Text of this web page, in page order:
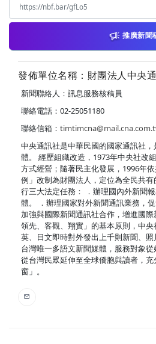
推廣新聞
發佈單位名稱：財團法人中央
新聞聯絡人：訊息服務核稿員
聯絡電話：02-25051180
聯絡信箱：
中央通訊社是中華民國的國家通訊社
體。 經歷組織改造，1973年中央社改
方式經營；隨著民主化發展，1996年
例」改制為財團法人，定位為全民共
行三大法定任務： ．辦理國內外新聞
體。 ．辦理國家對外新聞通訊業務，
加強與國際新聞通訊社合作，增進國際
領先、客觀、翔實」的基本原則，中央
英、日文即時對外發出上千則新聞、
台灣唯一多語文新聞媒體，服務對象從
從台灣民眾延伸至全球僑胞與讀者，
窗」。